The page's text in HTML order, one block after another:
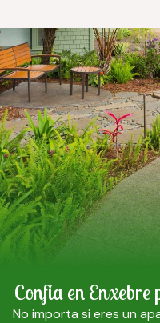
Confía en
No importa si eres un